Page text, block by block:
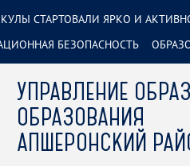
УПРАВЛЕНИЕ
ОБРАЗОВАНИЯ
АПШЕРОНСКИЙ
СТАРТОВАЛИ ЯРКО И
БЕЗОПАСНОСТЬ